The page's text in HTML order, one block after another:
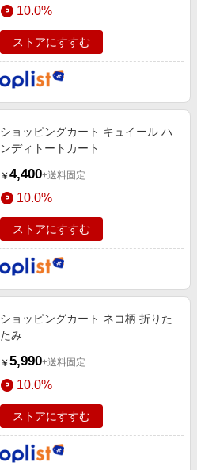
10.0%
ストアにすすむ
ショッピングカート キュイール ハ
ンディトートカート
￥ 4,400+送料固定
10.0%
ストアにすすむ
ショッピングカート ネコ柄 折りた
たみ
￥ 5,990+送料固定
10.0%
ストアにすすむ